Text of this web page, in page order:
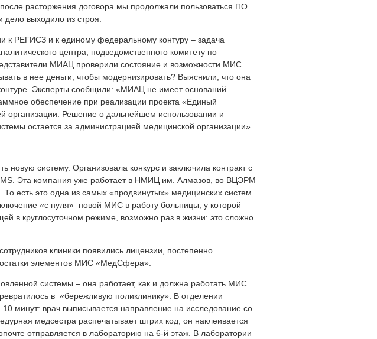
расторжения договора мы продолжали пользоваться ПО
выходило из строя.
к РЕГИСЗ и к единому федеральному контуру – задача
центра, подведомственного комитету по
МИАЦ проверили состояние и возможности МИС
в нее деньги, чтобы модернизировать? Выяснили, что она
Эксперты сообщили: «МИАЦ не имеет оснований
обеспечение при реализации проекта «Единый
организации. Решение о дальнейшем использовании и
остается за администрацией медицинской организации».
новую систему. Организовала конкурс и заключила контракт с
Эта компания уже работает в НМИЦ им. Алмазов, во ВЦЭРМ
есть это одна из самых «продвинутых» медицинских систем
«с нуля» новой МИС в работу больницы, у которой
в круглосуточном режиме, возможно раз в жизни: это сложно
клиники появились лицензии, постепенно
элементов МИС «МедСфера».
системы – она работает, как и должна работать МИС.
в «бережливую поликлинику». В отделении
минут: врач выписывается направление на исследование со
медсестра распечатывает штрих код, он наклеивается
отправляется в лабораторию на 6-й этаж. В лаборатории